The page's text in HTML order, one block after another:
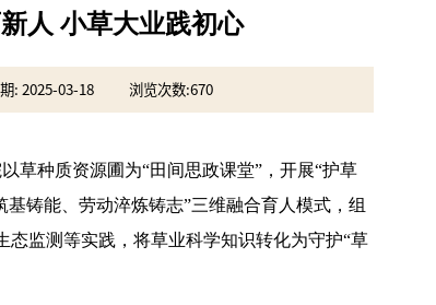
人 小草大业践初心
: 2025-03-18 浏览次数:670
以草种质资源圃为“田间思政课堂”，开展“护草
铸能、劳动淬炼铸志”三维融合育人模式，组
态监测等实践，将草业科学知识转化为守护“草